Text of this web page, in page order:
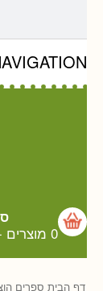
0 מוצרים
דף הבית ספרים